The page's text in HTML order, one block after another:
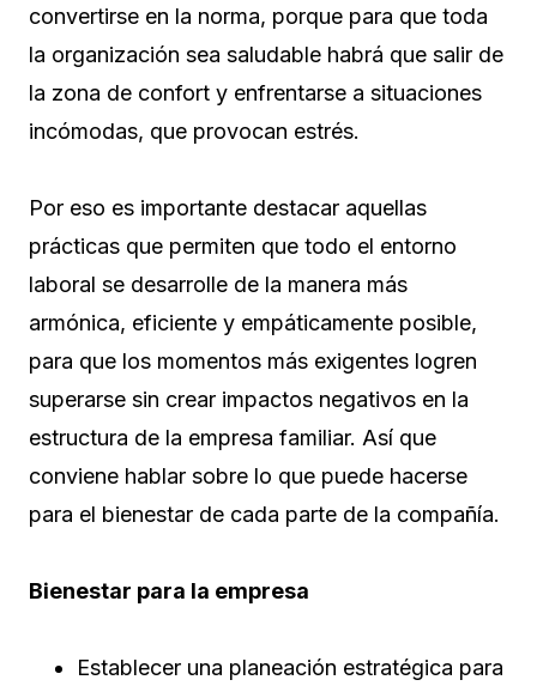
convertirse en la norma, porque para que toda
la organización sea saludable habrá que salir de
la zona de confort y enfrentarse a situaciones
incómodas, que provocan estrés.
Por eso es importante destacar aquellas
prácticas que permiten que todo el entorno
laboral se desarrolle de la manera más
armónica, eficiente y empáticamente posible,
para que los momentos más exigentes logren
superarse sin crear impactos negativos en la
estructura de la empresa familiar. Así que
conviene hablar sobre lo que puede hacerse
para el bienestar de cada parte de la compañía.
Bienestar para la empresa
Establecer una planeación estratégica para